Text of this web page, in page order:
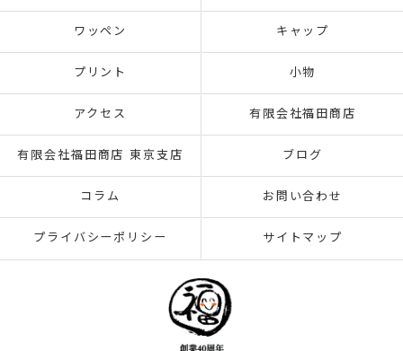
ワッペン キャップ
プリント 小物
アクセス 有限会社福田商店
有限会社福田商店 東京支店 ブログ
コラム お問い合わせ
プライバシーポリシー サイトマップ